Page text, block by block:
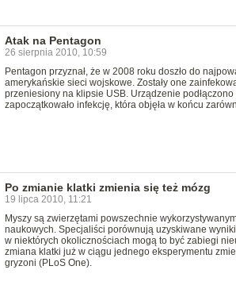
Atak na Pentagon
26 sierpnia 2010, 10:59
Pentagon przyznał, że w 2008 roku doszło do
amerykańskie sieci wojskowe. Zostały one
przeniesiony na klipsie USB. Urządzenie
zapoczątkowało infekcję, która objęła w końcu
Po zmianie klatki zmienia się też mózg
19 lipca 2010, 11:21
Myszy są zwierzętami powszechnie
naukowych. Specjaliści porównują uzyskiwane
w niektórych okolicznościach mogą to być zabiegi
zmiana klatki już w ciągu jednego eksperymentu
gryzoni (PLoS One).